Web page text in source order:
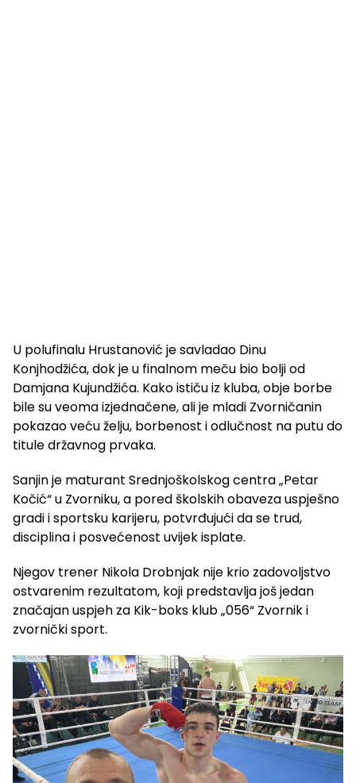
U polufinalu Hrustanović je savladao Dinu
Konjhodžića, dok je u finalnom meču bio bolji od
Damjana Kujundžića. Kako ističu iz kluba, obje borbe
bile su veoma izjednačene, ali je mladi Zvorničanin
pokazao veću želju, borbenost i odlučnost na putu do
titule državnog prvaka.
Sanjin je maturant Srednjoškolskog centra „Petar
Kočić“ u Zvorniku, a pored školskih obaveza uspješno
gradi i sportsku karijeru, potvrđujući da se trud,
disciplina i posvećenost uvijek isplate.
Njegov trener Nikola Drobnjak nije krio zadovoljstvo
ostvarenim rezultatom, koji predstavlja još jedan
značajan uspjeh za Kik-boks klub „056“ Zvornik i
zvornički sport.